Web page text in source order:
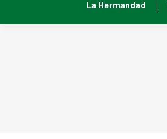
La Hermandad